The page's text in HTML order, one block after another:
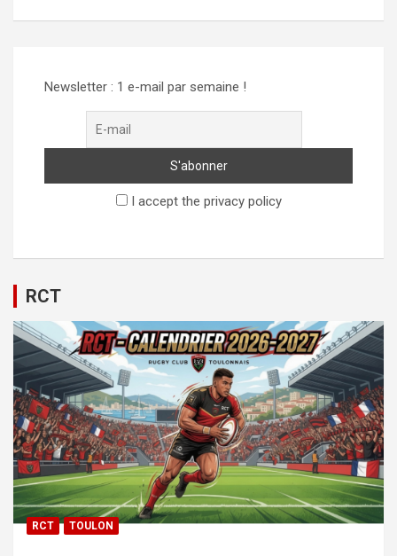
Newsletter : 1 e-mail par semaine !
I accept the privacy policy
RCT
RCT TOULON